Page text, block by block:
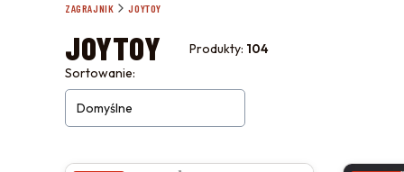
ZAGRAJNIK JOYTOY
JOYTOY Produkty: 104
LISTA PRODUKTÓW
Sortowanie:
Domyślne